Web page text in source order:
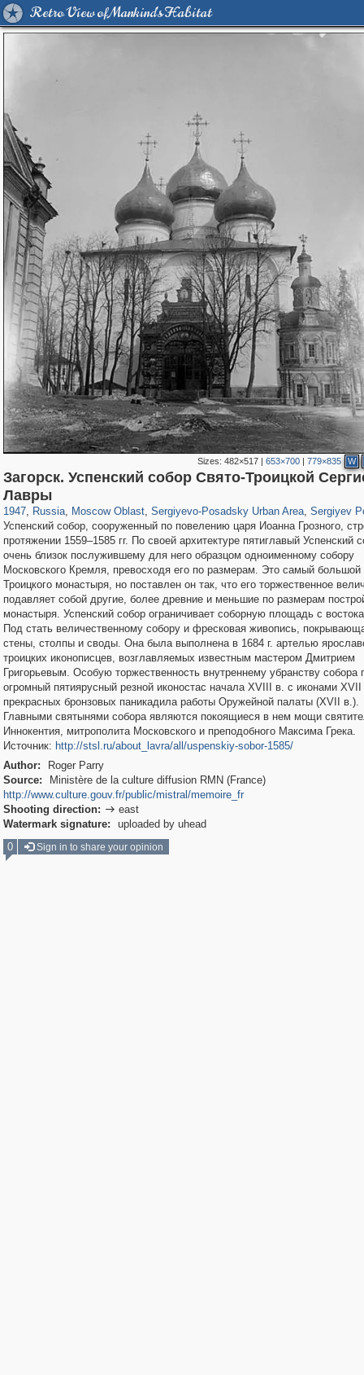
Retro View of Mankind's Habitat
Sizes: 482×517| 653×700| 779×835 W
Загорск. Успенский собор Свято-Троицкой
Лавры
1947, Russia, Moscow Oblast
96,281
, Sergiyevo-Posadsky Urban Area, Sergiyev
Успенский собор, сооруженный по повелению царя Иоанна Грозного,
протяжении 1559–1585 гг. По своей архитектуре пятиглавый Успенский
очень близок послужившему для него образцом одноименному собору
Московского Кремля, превосходя его по размерам. Это самый большой
Троицкого монастыря, но поставлен он так, что его торжественное
подавляет собой другие, более древние и меньшие по размерам
монастыря. Успенский собор ограничивает соборную площадь с
Под стать величественному собору и фресковая живопись,
стены, столпы и своды. Она была выполнена в 1684 г. артелью
троицких иконописцев, возглавляемых известным мастером Дмитрием
Григорьевым. Особую торжественность внутреннему убранству собора
огромный пятиярусный резной иконостас начала XVIII в. с иконами
прекрасных бронзовых паникадила работы Оружейной палаты (XVII в.).
Главными святынями собора являются покоящиеся в нем мощи
Иннокентия, митрополита Московского и преподобного Максима Грека.
Источник: http://stsl.ru/about_lavra/all/uspenskiy-sobor-1585/
Author:
Roger Parry
Source:
Ministère de la culture diffusion RMN (France)
http://www.culture.gouv.fr/public/mistral/memoire_fr
Shooting direction:  east
Watermark signature:
uploaded by uhead
0
Sign in to share your opinion